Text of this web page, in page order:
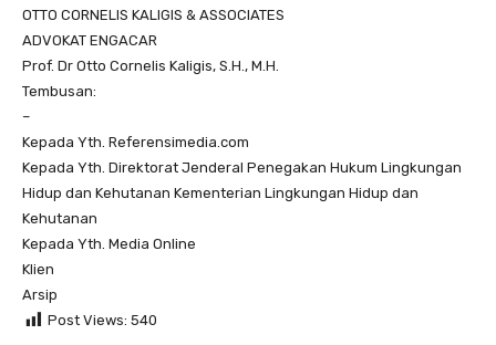
OTTO CORNELIS KALIGIS & ASSOCIATES
ADVOKAT ENGACAR
Prof. Dr Otto Cornelis Kaligis, S.H., M.H.
Tembusan:
–
Kepada Yth. Referensimedia.com
Kepada Yth. Direktorat Jenderal Penegakan Hukum Lingkungan
Hidup dan Kehutanan Kementerian Lingkungan Hidup dan
Kehutanan
Kepada Yth. Media Online
Klien
Arsip
Post Views: 540